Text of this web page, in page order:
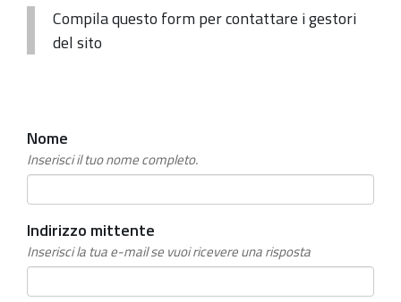
Compila questo form per contattare i gestori
del sito
Nome
Inserisci il tuo nome completo.
Indirizzo mittente
Inserisci la tua e-mail se vuoi ricevere una risposta